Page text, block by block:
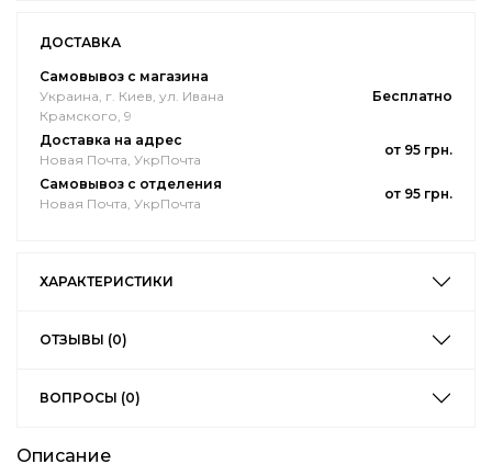
ДОСТАВКА
Самовывоз с магазина
Украина, г. Киев, ул. Ивана
Крамского, 9
Бесплатно
Доставка на адрес
Новая Почта, УкрПочта
от 95 грн.
Самовывоз с отделения
Новая Почта, УкрПочта
от 95 грн.
ХАРАКТЕРИСТИКИ
ОТЗЫВЫ (0)
ВОПРОСЫ (0)
Описание